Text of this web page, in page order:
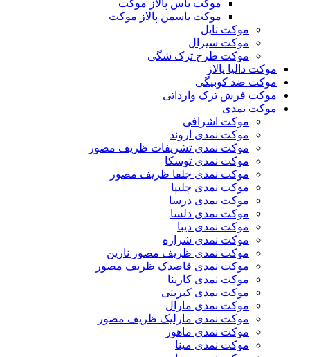
موکت یاس پالاز موکت
موکت یاسمن پالاز موکت
موکت تایل
موکت سیزال
موکت طرح ترک شگی
موکت دالیا پالاز
موکت ضد کوبیگی
موکت فرش ترک وارداتی
موکت نمدی
موکت اشرافی
موکت نمدی اروند
موکت نمدی تشریفات ظریف مصور
موکت نمدی توسکا
موکت نمدی جلفا ظریف مصور
موکت نمدی چلیپا
موکت نمدی درسا
موکت نمدی دلسا
موکت نمدی دیبا
موکت نمدی شراره
موکت نمدی ظریف مصور نارین
موکت نمدی قاصدک ظریف مصور
موکت نمدی کارینا
موکت نمدی کبریتی
موکت نمدی مارال
موکت نمدی مارلیک ظریف مصور
موکت نمدی ماهور
موکت نمدی مینا